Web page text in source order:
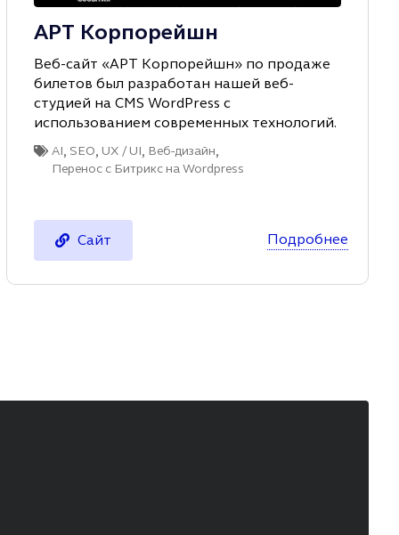
АРТ Корпорейшн
Веб-сайт «АРТ Корпорейшн» по продаже
билетов был разработан нашей веб-
студией на CMS WordPress с
использованием современных технологий.
AI, SEO, UX / UI, Веб-дизайн,
Перенос с Битрикс на Wordpress
Сайт Подробнее